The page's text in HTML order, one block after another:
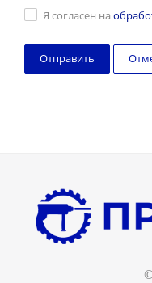
Я согласен на